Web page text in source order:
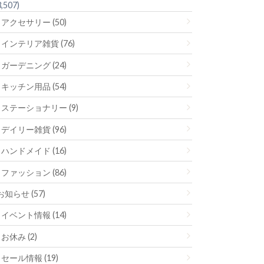
アクセサリー (50)
インテリア雑貨 (76)
ガーデニング (24)
キッチン用品 (54)
ステーショナリー (9)
デイリー雑貨 (96)
ハンドメイド (16)
ファッション (86)
知らせ (57)
イベント情報 (14)
お休み (2)
セール情報 (19)